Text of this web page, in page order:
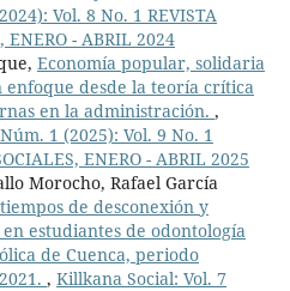
Vol. 8 No. 1 REVISTA
- ABRIL 2024
Economía popular, solidaria
enfoque desde la teoría crítica
en la administración. ,
1 (2025): Vol. 9 No. 1
ENERO - ABRIL 2025
Morocho, Rafael García
de desconexión y
estudiantes de odontología
de Cuenca, periodo
, Killkana Social: Vol. 7